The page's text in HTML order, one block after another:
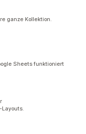
ganze Kollektion.
Sheets funktioniert
Layouts.